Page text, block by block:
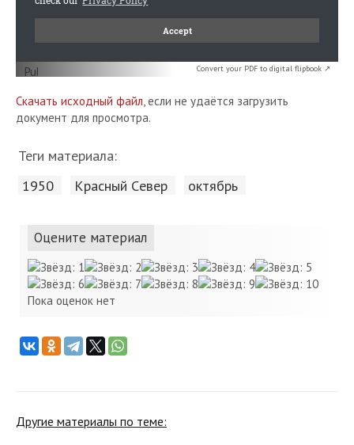
Convert your PDF to digital flipbook ↗
Скачать исходный файл, если не удаётся загрузить
документ для просмотра.
Теги материала:
1950 Красный Cевер октябрь
Оцените материал
Пока оценок нет
Другие материалы по теме: